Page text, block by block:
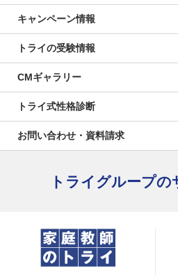
キャンペーン情報
トライの受験情報
CMギャラリー
トライ式性格診断
お問い合わせ・資料請求
トライグループ